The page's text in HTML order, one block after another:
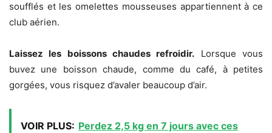
soufflés et les omelettes mousseuses appartiennent à ce
club aérien.
Laissez les boissons chaudes refroidir. Lorsque vous
buvez une boisson chaude, comme du café, à petites
gorgées, vous risquez d’avaler beaucoup d’air.
VOIR PLUS: Perdez 2,5 kg en 7 jours avec ces